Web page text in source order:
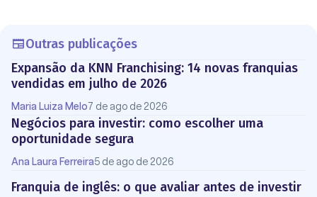
Outras publicações
Expansão da KNN Franchising: 14 novas franquias
vendidas em julho de 2026
Maria Luiza Melo 7 de ago de 2026
Negócios para investir: como escolher uma
oportunidade segura
Ana Laura Ferreira5 de ago de 2026
Franquia de inglês: o que avaliar antes de investir